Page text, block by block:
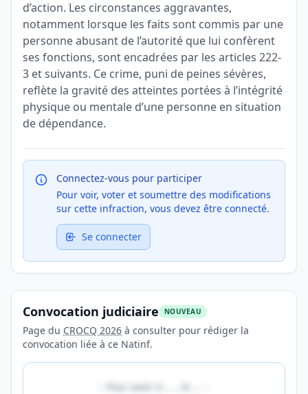
d’action. Les circonstances aggravantes,
notamment lorsque les faits sont commis par une
personne abusant de l’autorité que lui confèrent
ses fonctions, sont encadrées par les articles 222-
3 et suivants. Ce crime, puni de peines sévères,
reflète la gravité des atteintes portées à l’intégrité
physique ou mentale d’une personne en situation
de dépendance.
Connectez-vous pour participer
Pour voir, voter et soumettre des modifications
sur cette infraction, vous devez être connecté.
Se connecter
Convocation judiciaire NOUVEAU
Page du CROCQ 2026 à consulter pour rédiger la
convocation liée à ce Natinf.
Pour avoir à